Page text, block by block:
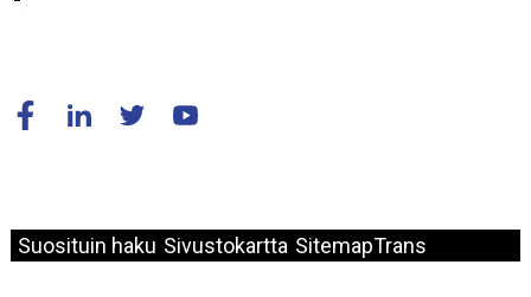
Suosituin haku Sivustokartta SitemapTrans